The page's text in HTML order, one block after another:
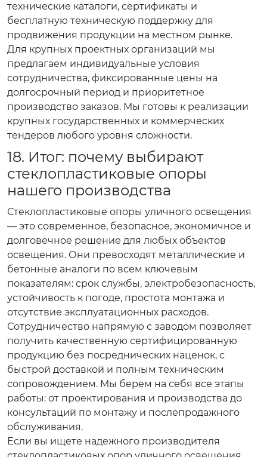
технические каталоги, сертификаты и
бесплатную техническую поддержку для
продвижения продукции на местном рынке.
Для крупных проектных организаций мы
предлагаем индивидуальные условия
сотрудничества, фиксированные цены на
долгосрочный период и приоритетное
производство заказов. Мы готовы к реализации
крупных государственных и коммерческих
тендеров любого уровня сложности.
18. Итог: почему выбирают
стеклопластиковые опоры
нашего производства
Стеклопластиковые опоры уличного освещения
— это современное, безопасное, экономичное и
долговечное решение для любых объектов
освещения. Они превосходят металлические и
бетонные аналоги по всем ключевым
показателям: срок службы, электробезопасность,
устойчивость к погоде, простота монтажа и
отсутствие эксплуатационных расходов.
Сотрудничество напрямую с заводом позволяет
получить качественную сертифицированную
продукцию без посреднических наценок, с
быстрой доставкой и полным техническим
сопровождением. Мы берем на себя все этапы
работы: от проектирования и производства до
консультаций по монтажу и послепродажного
обслуживания.
Если вы ищете надежного производителя